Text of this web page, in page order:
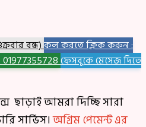
বন্ধ)কল করতে ক্লিক করুন :
ফেসবুকে মেসেজ দিতে
ছাড়াই আমরা দিচ্ছি সারা
সার্ভিস।অগ্রিম পেমেন্ট এর